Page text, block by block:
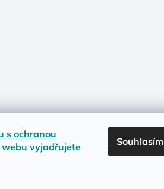
s ochranou
webu vyjadřujete
Souhlasím